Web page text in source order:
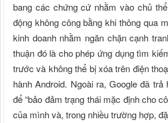
bang các chứng cứ nhằm vào chủ
động không công bằng khi thông qua
kinh doanh nhằm ngăn chặn cạnh
thuận đó là cho phép ứng dụng tìm
trước và không thể bị xóa trên điện
hành Android. Ngoài ra, Google đã
để “bảo đảm trạng thái mặc định cho
của mình và, trong nhiều trường hợp,